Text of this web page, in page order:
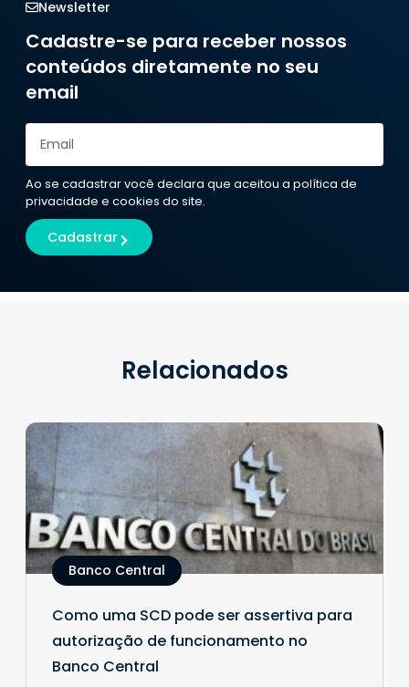
Newsletter
Cadastre-se para receber nossos
conteúdos diretamente no seu
email
Ao se cadastrar você declara que aceitou a política de
privacidade e cookies do site.
Cadastrar
Relacionados
Banco Central
Como uma SCD pode ser assertiva para
autorização de funcionamento no
Banco Central